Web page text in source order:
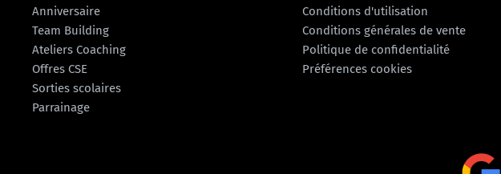
Anniversaire
Team Building
Ateliers Coaching
Offres CSE
Sorties scolaires
Parrainage
Conditions d'utilisation
Conditions générales de vente
Politique de confidentialité
Préférences cookies